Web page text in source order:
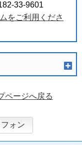
33-9601
をご利用くださ
ページへ戻る
ォン